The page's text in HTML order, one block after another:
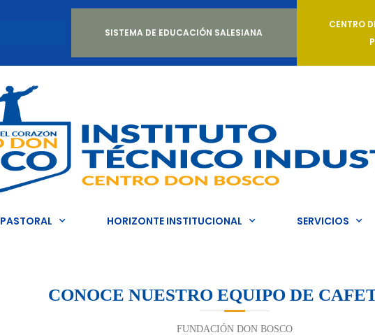
SISTEMA DE EDUCACIÓN SALESIANA
CENTRO
PASTORAL HORIZONTE INSTITUCIONAL SERVICIOS
CONOCE NUESTRO EQUIPO DE
FUNDACIÓN DON BOSCO